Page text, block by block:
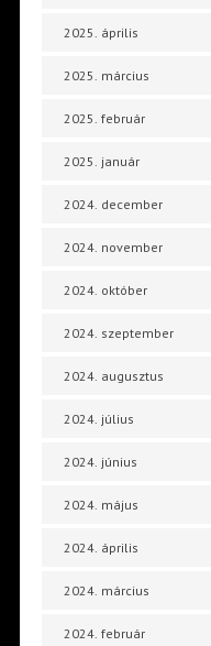
2025. április
2025. március
2025. február
2025. január
2024. december
2024. november
2024. október
2024. szeptember
2024. augusztus
2024. július
2024. június
2024. május
2024. április
2024. március
2024. február